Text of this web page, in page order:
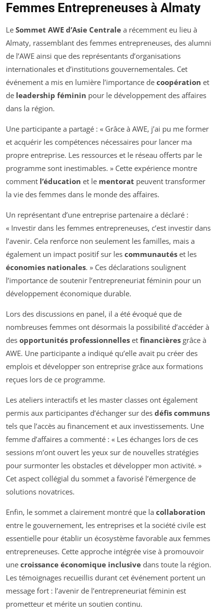
Femmes Entrepreneuses à Almaty
Le Sommet AWE d’Asie Centrale a récemment eu lieu à
Almaty, rassemblant des femmes entrepreneuses, des alumni
de l’AWE ainsi que des représentants d’organisations
internationales et d’institutions gouvernementales. Cet
événement a mis en lumière l’importance de coopération et
de leadership féminin pour le développement des affaires
dans la région.
Une participante a partagé : « Grâce à AWE, j’ai pu me former
et acquérir les compétences nécessaires pour lancer ma
propre entreprise. Les ressources et le réseau offerts par le
programme sont inestimables. » Cette expérience montre
comment l’éducation et le mentorat peuvent transformer
la vie des femmes dans le monde des affaires.
Un représentant d’une entreprise partenaire a déclaré :
« Investir dans les femmes entrepreneuses, c’est investir dans
l’avenir. Cela renforce non seulement les familles, mais a
également un impact positif sur les communautés et les
économies nationales. » Ces déclarations soulignent
l’importance de soutenir l’entrepreneuriat féminin pour un
développement économique durable.
Lors des discussions en panel, il a été évoqué que de
nombreuses femmes ont désormais la possibilité d’accéder à
des opportunités professionnelles et financières grâce à
AWE. Une participante a indiqué qu’elle avait pu créer des
emplois et développer son entreprise grâce aux formations
reçues lors de ce programme.
Les ateliers interactifs et les master classes ont également
permis aux participantes d’échanger sur des défis communs
tels que l’accès au financement et aux investissements. Une
femme d’affaires a commenté : « Les échanges lors de ces
sessions m’ont ouvert les yeux sur de nouvelles stratégies
pour surmonter les obstacles et développer mon activité. »
Cet aspect collégial du sommet a favorisé l’émergence de
solutions novatrices.
Enfin, le sommet a clairement montré que la collaboration
entre le gouvernement, les entreprises et la société civile est
essentielle pour établir un écosystème favorable aux femmes
entrepreneuses. Cette approche intégrée vise à promouvoir
une croissance économique inclusive dans toute la région.
Les témoignages recueillis durant cet événement portent un
message fort : l’avenir de l’entrepreneuriat féminin est
prometteur et mérite un soutien continu.